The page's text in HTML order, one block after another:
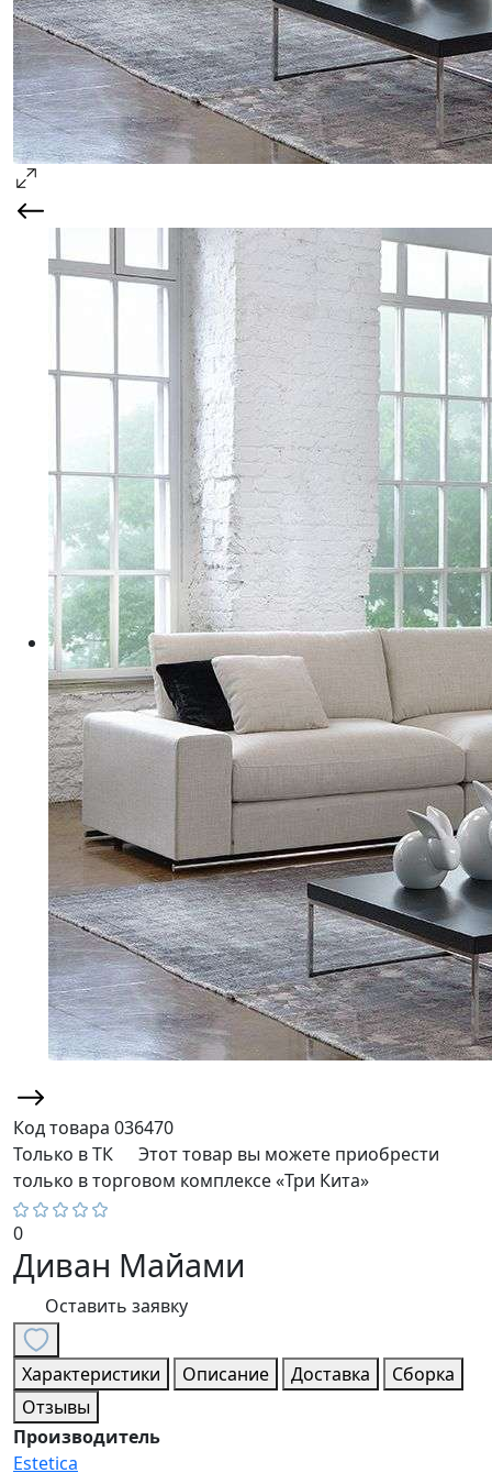
Код товара 036470
Только в ТК
Этот товар вы можете приобрести
только в торговом комплексе «Три Кита»
0
Диван Майами
Оставить заявку
Характеристики Описание Доставка
Сборка
Отзывы
Производитель
Estetica